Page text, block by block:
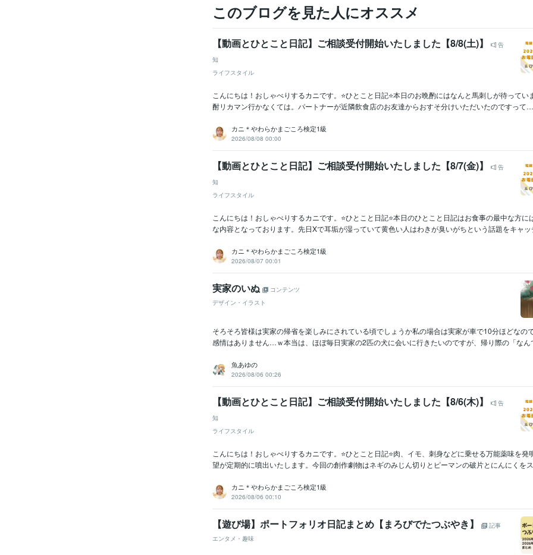
このブログを見た人にオススメ
【動画とひとこと日記】ご相談受付開始いたしました【8/8(土)】
告
知
ライフスタイル
こんにちは！おしゃべりするカニです。⭐ひとこと日記⭐本日のお晩酌にはなんと馬刺しが待ってい
酎リカマン行かなくては。パートナーが近隣飲食店のお友達からおすそ分けいただいたのですっ
カニ＊やわらかまごころ検定1級
2026/08/08 00:00
【動画とひとこと日記】ご相談受付開始いたしました【8/7(金)】
告
知
ライフスタイル
こんにちは！おしゃべりするカニです。⭐ひとこと日記⭐本日のひとこと日記はお食事の最中な方に
な内容となっております。先日Xで耳垢が湿っていて黄色い人はわきが臭いがちという話題をキャッ
カニ＊やわらかまごころ検定1級
2026/08/07 00:01
実家のいぬ
コンテンツ
デザイン・イラスト
そろそろ皆様は実家の帰省を楽しみにされている頃でしょうか私の場合は実家が車で10分ほどなの
感情はありません…ｗ本当は、ほぼ毎日実家の2匹の犬に会いに行きたいのですが、帰り際の「なん
魚あゆの
2026/08/06 00:26
【動画とひとこと日記】ご相談受付開始いたしました【8/6(木)】
告
知
ライフスタイル
こんにちは！おしゃべりするカニです。⭐ひとこと日記⭐肉、イモ、刺身などに乗せる万能薬味を発
望が定期的に噴出いたします。今回の創作劇物はネギのみじん切りとピーマンの破片とにんにくを
カニ＊やわらかまごころ検定1級
2026/08/06 00:10
【遊び場】ポートフォリオ日記まとめ【まろびでたつぶやき】
記事
エンタメ・趣味